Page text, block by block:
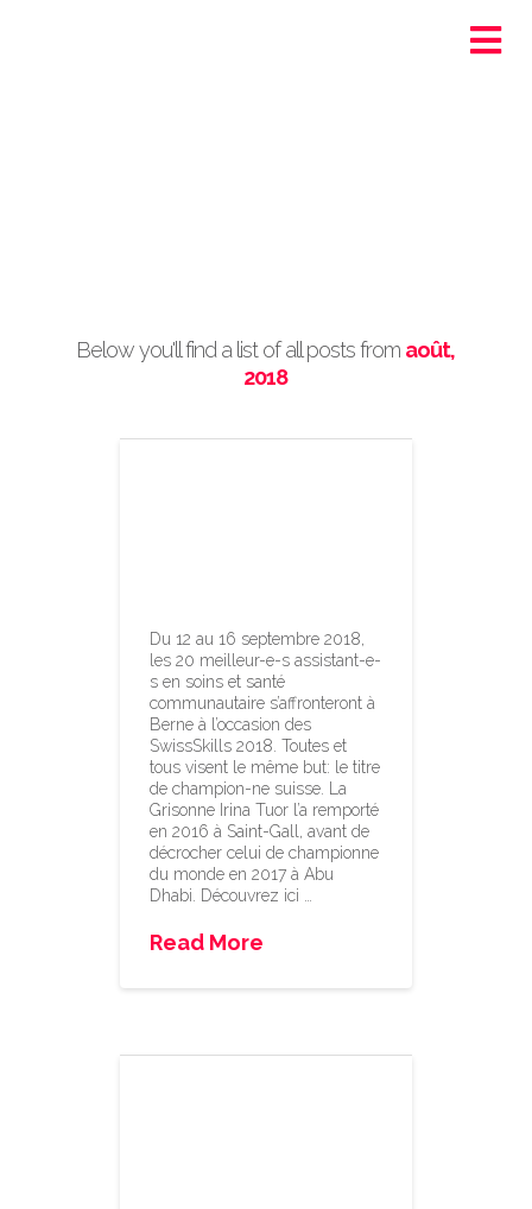
Below you'll find a list of all posts from août,
2018
Du 12 au 16 septembre 2018,
les 20 meilleur-e-s assistant-e-
s en soins et santé
communautaire s’affronteront à
Berne à l’occasion des
SwissSkills 2018. Toutes et
tous visent le même but: le titre
de champion-ne suisse. La
Grisonne Irina Tuor l’a remporté
en 2016 à Saint-Gall, avant de
décrocher celui de championne
du monde en 2017 à Abu
Dhabi. Découvrez ici …
Read More